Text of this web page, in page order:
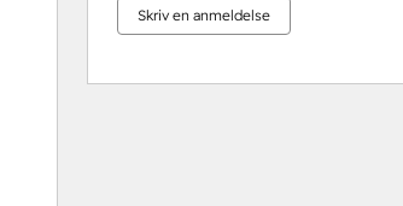
Skriv en anmeldelse